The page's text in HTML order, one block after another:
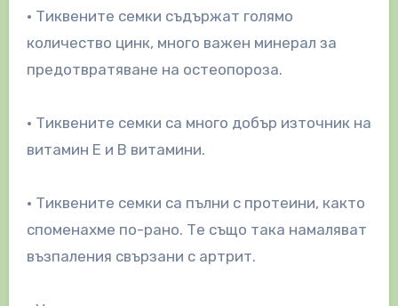
• Тиквените семки съдържат голямо
количество цинк, много важен минерал за
предотвратяване на остеопороза.
• Тиквените семки са много добър източник на
витамин Е и В витамини.
• Тиквените семки са пълни с протеини, както
споменахме по-рано. Те също така намаляват
възпаления свързани с артрит.